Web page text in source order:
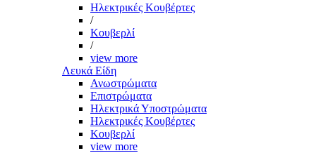
Ηλεκτρικές Κουβέρτες
/
Κουβερλί
/
view more
Λευκά Είδη
Ανωστρώματα
Επιστρώματα
Ηλεκτρικά Υποστρώματα
Ηλεκτρικές Κουβέρτες
Κουβερλί
view more